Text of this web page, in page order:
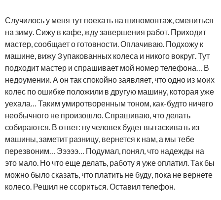
Случилось у меня тут поехать на шиномонтаж, смениться
на зиму. Сижу в кафе, жду завершения работ. Приходит
мастер, сообщает о готовности. Оплачиваю. Подхожу к
машине, вижу 3 упакованных колеса и никого вокруг. Тут
подходит мастер и спрашивает мой номер телефона… В
недоумении. А он так спокойно заявляет, что одно из моих
колес по ошибке положили в другую машину, которая уже
уехала… Таким умиротворенным тоном, как-будто ничего
необычного не произошло. Спрашиваю, что делать
собираются. В ответ: ну человек будет вытаскивать из
машины, заметит разницу, вернется к нам, а мы тебе
перезвоним… Эээээ… Подумал, понял, что надежды на
это мало. Но что еще делать, работу я уже оплатил. Так бы
можно было сказать, что платить не буду, пока не вернете
колесо. Решил не ссориться. Оставил телефон.